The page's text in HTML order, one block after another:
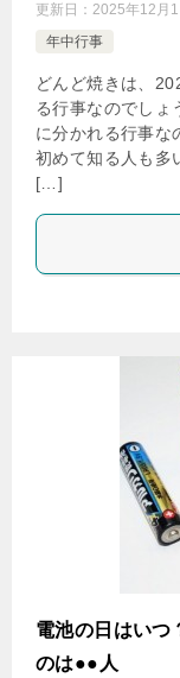
更新日： 2025年12月1
年中行事
どんど焼きは、
る行事なのでしょ
に分かれる行事な
初めて知る人も多
[…]
電池の日はいつ
のは●●人